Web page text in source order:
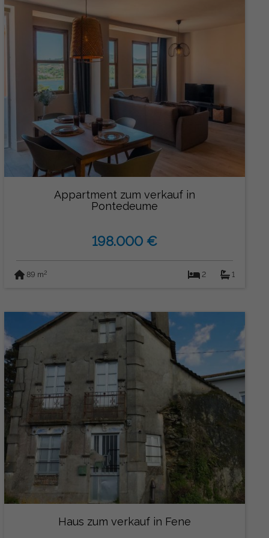
Appartment zum verkauf in
Pontedeume
198.000 €
89 m2 2 1
Haus zum verkauf in Fene